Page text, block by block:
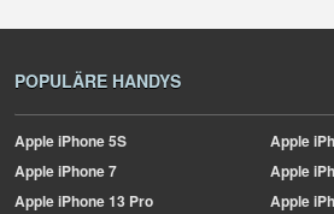
POPULÄRE HANDYS
AppleiPhone 5S Apple
AppleiPhone 7 Apple
AppleiPhone 13 Pro Apple